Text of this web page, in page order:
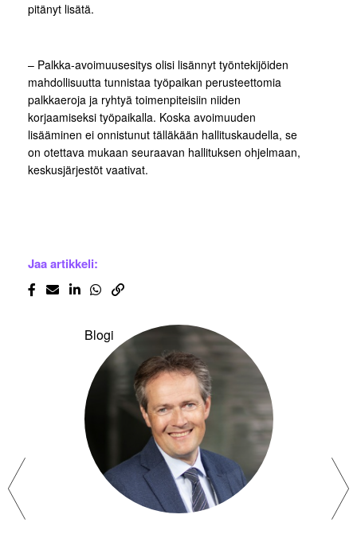
pitänyt lisätä.
– Palkka-avoimuusesitys olisi lisännyt työntekijöiden
mahdollisuutta tunnistaa työpaikan perusteettomia
palkkaeroja ja ryhtyä toimenpiteisiin niiden
korjaamiseksi työpaikalla. Koska avoimuuden
lisääminen ei onnistunut tälläkään hallituskaudella, se
on otettava mukaan seuraavan hallituksen ohjelmaan,
keskusjärjestöt vaativat.
Jaa artikkeli:
Blogi